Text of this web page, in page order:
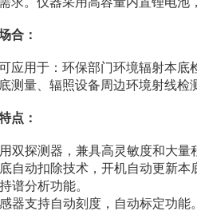
合：
用于：环保部门环境辐射本底
测量、辐照设备周边环境射线
点：
双探测器，兼具高灵敏度和大量
自动扣除技术，开机自动更新本
谱分析功能。
器支持自动刻度，自动标定功能。